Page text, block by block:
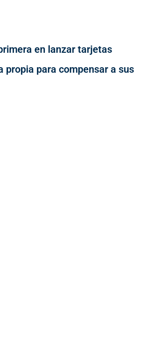
en lanzar tarjetas
propia para compensar a sus